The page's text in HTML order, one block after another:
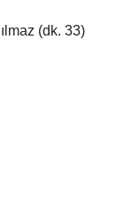
(dk. 33)